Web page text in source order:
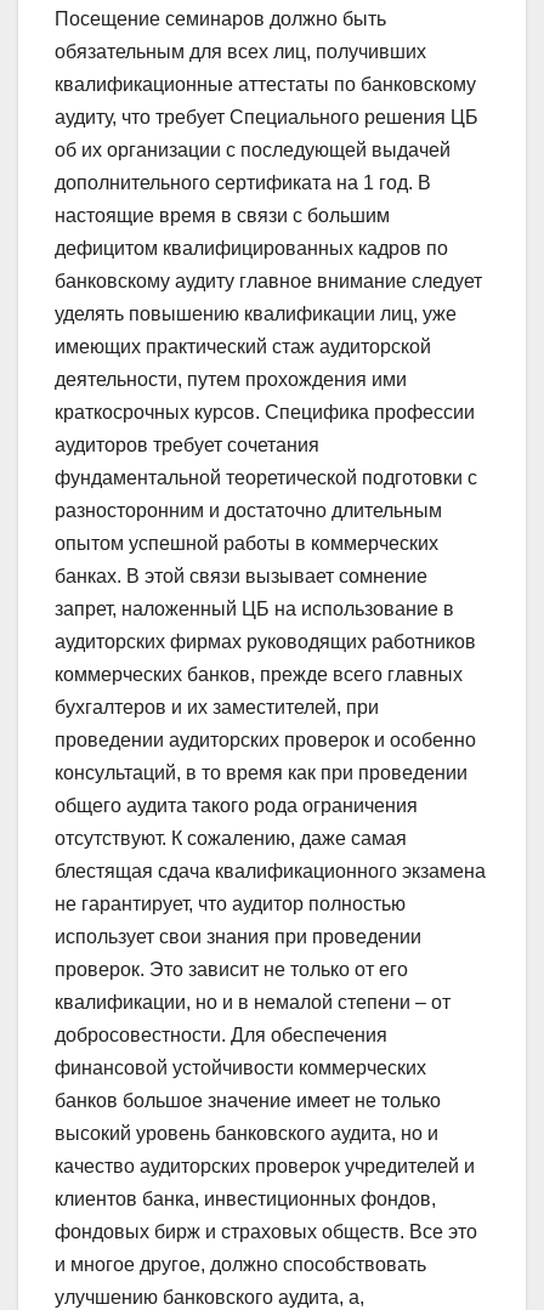
Посещение семинаров должно быть
обязательным для всех лиц, получивших
квалификационные аттестаты по банковскому
аудиту, что требует Специального решения ЦБ
об их организации с последующей выдачей
дополнительного сертификата на 1 год. В
настоящие время в связи с большим
дефицитом квалифицированных кадров по
банковскому аудиту главное внимание следует
уделять повышению квалификации лиц, уже
имеющих практический стаж аудиторской
деятельности, путем прохождения ими
краткосрочных курсов. Специфика профессии
аудиторов требует сочетания
фундаментальной теоретической подготовки с
разносторонним и достаточно длительным
опытом успешной работы в коммерческих
банках. В этой связи вызывает сомнение
запрет, наложенный ЦБ на использование в
аудиторских фирмах руководящих работников
коммерческих банков, прежде всего главных
бухгалтеров и их заместителей, при
проведении аудиторских проверок и особенно
консультаций, в то время как при проведении
общего аудита такого рода ограничения
отсутствуют. К сожалению, даже самая
блестящая сдача квалификационного экзамена
не гарантирует, что аудитор полностью
использует свои знания при проведении
проверок. Это зависит не только от его
квалификации, но и в немалой степени – от
добросовестности. Для обеспечения
финансовой устойчивости коммерческих
банков большое значение имеет не только
высокий уровень банковского аудита, но и
качество аудиторских проверок учредителей и
клиентов банка, инвестиционных фондов,
фондовых бирж и страховых обществ. Все это
и многое другое, должно способствовать
улучшению банковского аудита, а,